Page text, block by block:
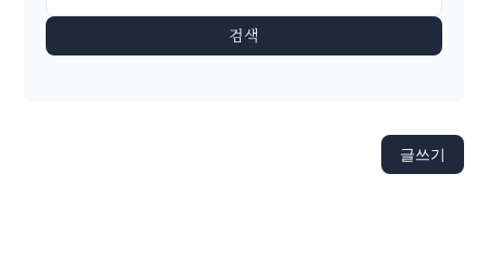
검색
글쓰기